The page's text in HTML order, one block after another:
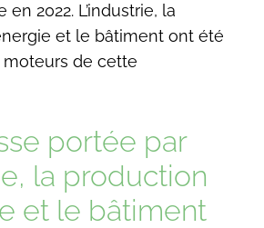
2022. L’industrie, la
et le bâtiment ont été
moteurs de cette
portée par
la production
et le bâtiment